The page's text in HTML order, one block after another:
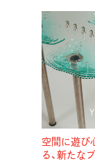
空間に遊び
る、新たな